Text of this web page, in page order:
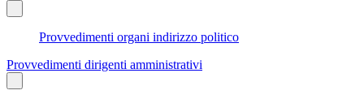
Provvedimenti organi indirizzo politico
Provvedimenti dirigenti amministrativi